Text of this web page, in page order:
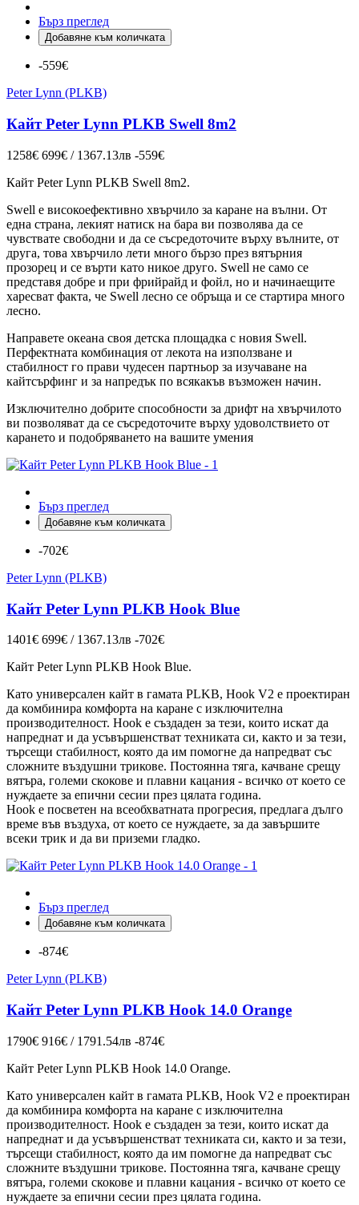
Бърз преглед
Добавяне към количката
-559€
Peter Lynn (PLKB)
Кайт Peter Lynn PLKB Swell 8m2
1258€ 699€ / 1367.13лв -559€
Кайт Peter Lynn PLKB Swell 8m2.
Swell е високоефективно хвърчило за каране на вълни. От
една страна, лекият натиск на бара ви позволява да се
чувствате свободни и да се съсредоточите върху вълните, от
друга, това хвърчило лети много бързо през вятърния
прозорец и се върти като никое друго. Swell не само се
представя добре и при фрийрайд и фойл, но и начинаещите
харесват факта, че Swell лесно се обръща и се стартира много
лесно.
Направете океана своя детска площадка с новия Swell.
Перфектната комбинация от лекота на използване и
стабилност го прави чудесен партньор за изучаване на
кайтсърфинг и за напредък по всякакъв възможен начин.
Изключително добрите способности за дрифт на хвърчилото
ви позволяват да се съсредоточите върху удоволствието от
карането и подобряването на вашите умения
Бърз преглед
Добавяне към количката
-702€
Peter Lynn (PLKB)
Кайт Peter Lynn PLKB Hook Blue
1401€ 699€ / 1367.13лв -702€
Кайт Peter Lynn PLKB Hook Blue.
Като универсален кайт в гамата PLKB, Hook V2 е проектиран
да комбинира комфорта на каране с изключителна
производителност. Hook е създаден за тези, които искат да
напреднат и да усъвършенстват техниката си, както и за тези,
търсещи стабилност, която да им помогне да напредват със
сложните въздушни трикове. Постоянна тяга, качване срещу
вятъра, големи скокове и плавни кацания - всичко от което се
нуждаете за епични сесии през цялата година.
Hook е посветен на всеобхватната прогресия, предлага дълго
време във въздуха, от което се нуждаете, за да завършите
всеки трик и да ви приземи гладко.
Бърз преглед
Добавяне към количката
-874€
Peter Lynn (PLKB)
Кайт Peter Lynn PLKB Hook 14.0 Orange
1790€ 916€ / 1791.54лв -874€
Кайт Peter Lynn PLKB Hook 14.0 Orange.
Като универсален кайт в гамата PLKB, Hook V2 е проектиран
да комбинира комфорта на каране с изключителна
производителност. Hook е създаден за тези, които искат да
напреднат и да усъвършенстват техниката си, както и за тези,
търсещи стабилност, която да им помогне да напредват със
сложните въздушни трикове. Постоянна тяга, качване срещу
вятъра, големи скокове и плавни кацания - всичко от което се
нуждаете за епични сесии през цялата година.